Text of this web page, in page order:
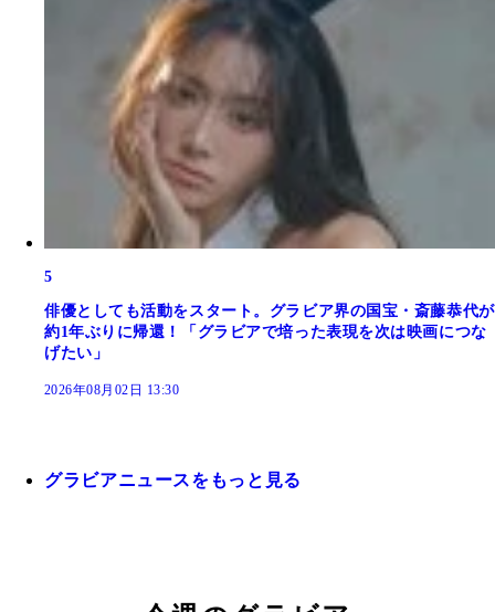
5
俳優としても活動をスタート。グラビア界の国宝・斎藤恭代が
約1年ぶりに帰還！「グラビアで培った表現を次は映画につな
げたい」
2026年08月02日 13:30
グラビアニュースをもっと見る